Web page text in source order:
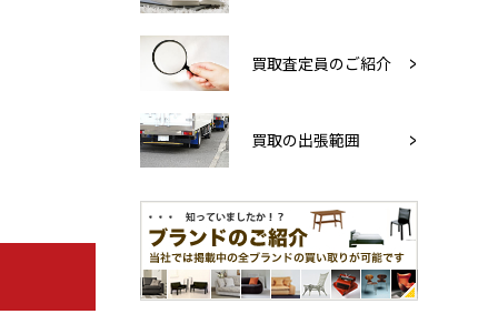
買取査定員のご紹介
買取の出張範囲